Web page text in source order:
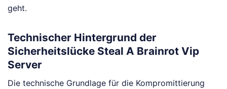
geht.
Technischer Hintergrund der
Sicherheitslücke Steal A Brainrot Vip
Server
Die technische Grundlage für die Kompromittierung